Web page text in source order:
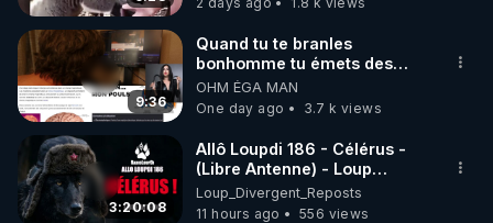
9:36
Quand tu te branles
bonhomme tu émets des
ondes ils ont juste omis de
t'expliquer
OHM ÉGA MAN
One day ago
3.7 k views
3:20:08
Allô Loupdi 186 - Célérus -
(Libre Antenne) - Loup
Divergent 2026.08.06
Loup_Divergent_Reposts
11 hours ago
556 views